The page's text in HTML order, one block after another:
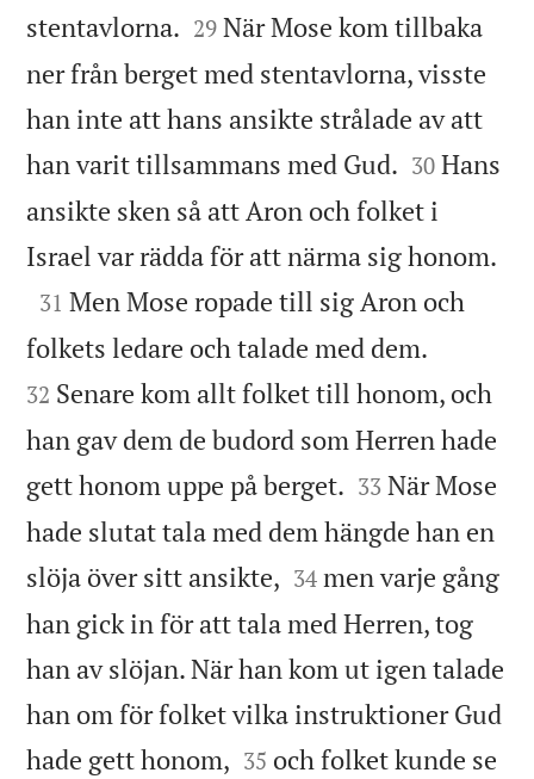
stentavlorna. 

29 När Mose kom tillbaka
ner från berget med stentavlorna, visste
han inte att hans ansikte strålade av att
han varit tillsammans med Gud. 

30 Hans
ansikte sken så att Aron och folket i
Israel var rädda för att närma sig honom.

31 Men Mose ropade till sig Aron och
folkets ledare och talade med dem.
32 Senare kom allt folket till honom, och
han gav dem de budord som Herren hade
gett honom uppe på berget. 

33 När Mose
hade slutat tala med dem hängde han en
slöja över sitt ansikte, 

34 men varje gång
han gick in för att tala med Herren, tog
han av slöjan. När han kom ut igen talade
han om för folket vilka instruktioner Gud
hade gett honom, 

35 och folket kunde se